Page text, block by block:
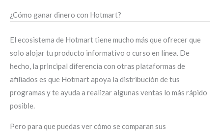
¿Cómo ganar dinero con Hotmart?
El ecosistema de Hotmart tiene mucho más que ofrecer que
solo alojar tu producto informativo o curso en línea. De
hecho, la principal diferencia con otras plataformas de
afiliados es que Hotmart apoya la distribución de tus
programas y te ayuda a realizar algunas ventas lo más rápido
posible.
Pero para que puedas ver cómo se comparan sus